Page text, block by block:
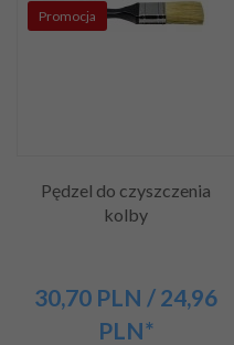
Promocja
Pędzel do czyszczenia
kolby
30,70 PLN / 24,96
PLN*